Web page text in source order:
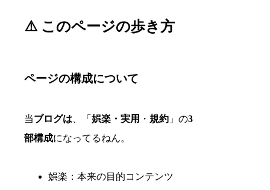
⚠️ このページの歩き方
ページの構成について
当ブログは 、「娯楽・実用 ・規約 」の3
部構成になってるねん。
娯楽：本来の目的コンテンツ